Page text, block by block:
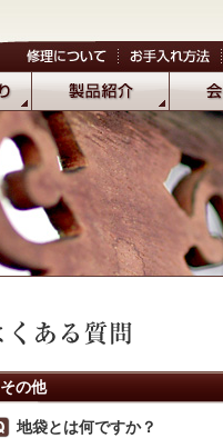
その他
地袋とは何ですか？